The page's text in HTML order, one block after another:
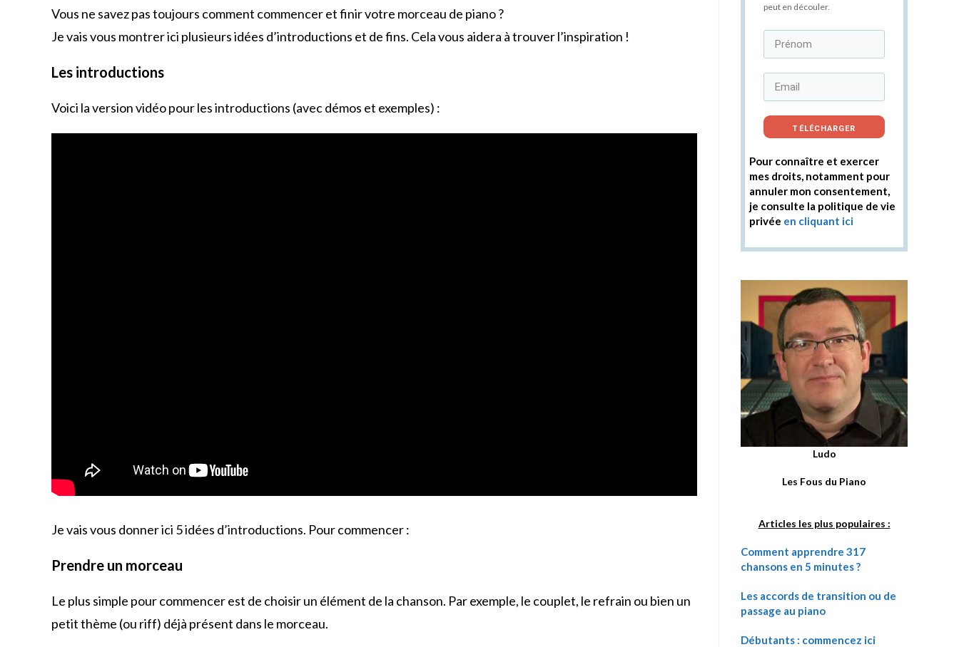
e
b
o
k
itt
er
ai
l
er
es
t
ta
g
Vous ne savez pas toujours comment commencer et finir votre morceau de piano ?
Je vais vous montrer ici plusieurs idées d’introductions et de fins. Cela vous aidera à trouver l’inspiration !
Les introductions
Voici la version vidéo pour les introductions (avec démos et exemples) :
Je vais vous donner ici 5 idées d’introductions. Pour commencer :
Prendre un morceau
Le plus simple pour commencer est de choisir un élément de la chanson. Par exemple, le couplet, le refrain ou bien un
petit thème (ou riff) déjà présent dans le morceau.
peut en découler.
TÉLÉCHARGER
Pour connaître et exercer
mes droits, notamment pour
annuler mon consentement,
je consulte la politique de vie
privée en cliquant ici
Ludo
Les Fous du Piano
Articles les plus populaires :
Comment apprendre 317
chansons en 5 minutes ?
Les accords de transition ou de
passage au piano
Débutants : commencez ici